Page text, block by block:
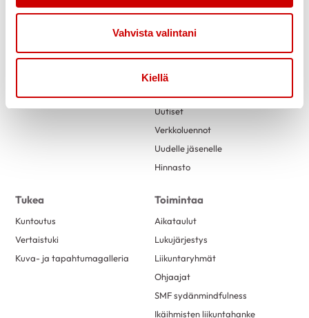
Vahvista valintani
Kiellä
Link to facebook
Link to twitter
Link to instagram
Link to youtube
Uutiset
Verkkoluennot
Uudelle jäsenelle
Hinnasto
Tukea
Kuntoutus
Vertaistuki
Kuva- ja tapahtumagalleria
Toimintaa
Aikataulut
Lukujärjestys
Liikuntaryhmät
Ohjaajat
SMF sydänmindfulness
Ikäihmisten liikuntahanke